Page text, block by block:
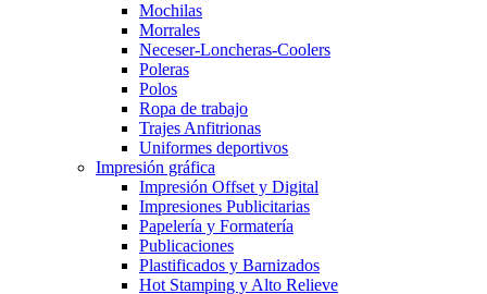
Mochilas
Morrales
Neceser-Loncheras-Coolers
Poleras
Polos
Ropa de trabajo
Trajes Anfitrionas
Uniformes deportivos
Impresión gráfica
Impresión Offset y Digital
Impresiones Publicitarias
Papelería y Formatería
Publicaciones
Plastificados y Barnizados
Hot Stamping y Alto Relieve